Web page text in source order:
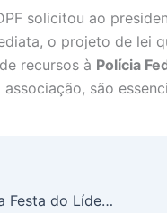
solicitou ao
o projeto de lei
recursos à Polícia
associação, são
Ana Paula barrada Festa do Líder BBB 26: jornalista recusa desafio do Barrado no Baile, risca nome de Jonas e diz que vai dormir após escolha do líder